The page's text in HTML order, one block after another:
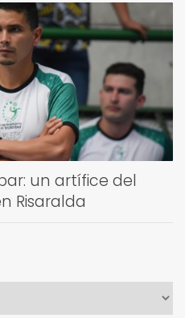
un artífice del
Risaralda